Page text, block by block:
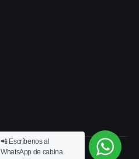
📲 Escríbenos al
WhatsApp de cabina.